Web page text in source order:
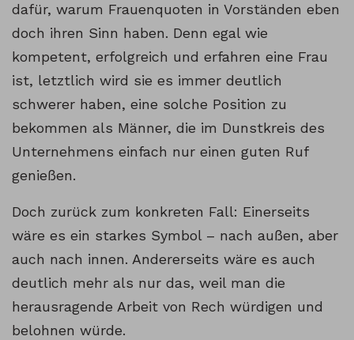
dafür, warum Frauenquoten in Vorständen eben
doch ihren Sinn haben. Denn egal wie
kompetent, erfolgreich und erfahren eine Frau
ist, letztlich wird sie es immer deutlich
schwerer haben, eine solche Position zu
bekommen als Männer, die im Dunstkreis des
Unternehmens einfach nur einen guten Ruf
genießen.
Doch zurück zum konkreten Fall: Einerseits
wäre es ein starkes Symbol – nach außen, aber
auch nach innen. Andererseits wäre es auch
deutlich mehr als nur das, weil man die
herausragende Arbeit von Rech würdigen und
belohnen würde.